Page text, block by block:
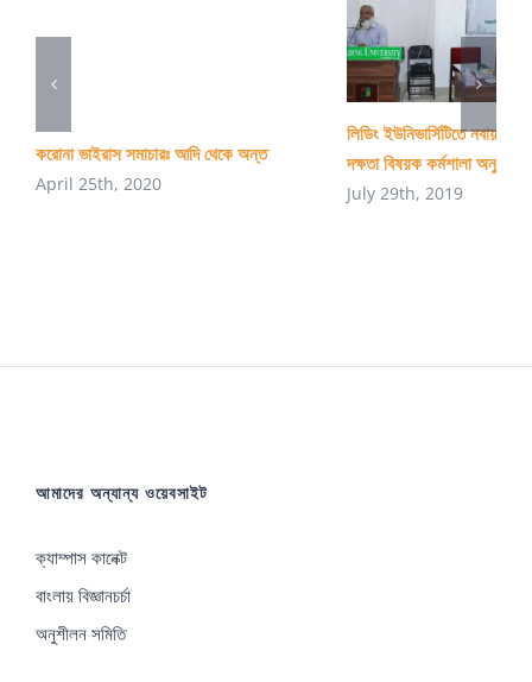
করোনা ভাইরাস সমাচারঃ আদি থেকে অন্ত
April 25th, 2020
লিডিং ইউনিভার্সিটিতে
দক্ষতা বিষয়ক কর্মশালা অনুষ্ঠিত
July 29th, 2019
আমাদের অন্যান্য ওয়েবসাইট
ক্যাম্পাস কানেক্ট
বাংলায় বিজ্ঞানচর্চা
অনুশীলন সমিতি